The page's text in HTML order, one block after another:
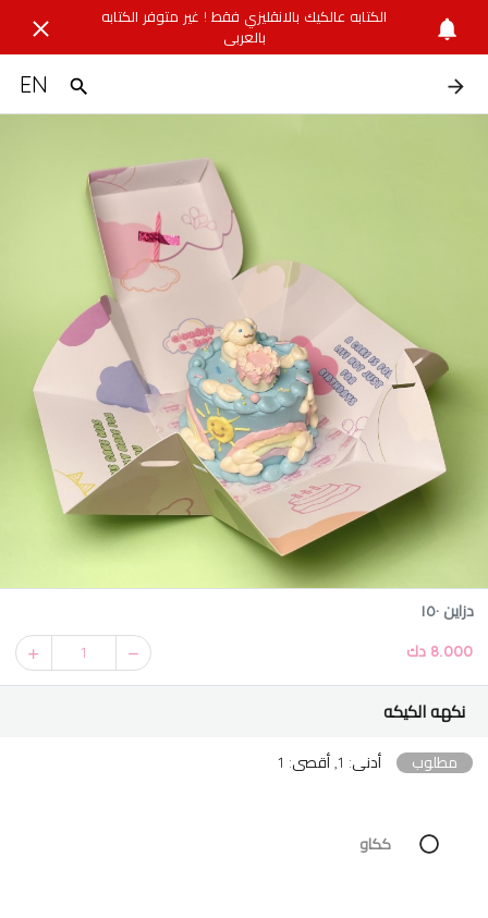
الكتابه عالكيك بالانقليزي فقط ! غير متوفر الكتابه
بالعربي
EN
دزاين ١٥٠
8.000 دك 1
نكهه الكيكه
مطلوب أدنى: 1, أقصى: 1
ككاو